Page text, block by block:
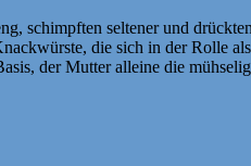
schimpften seltener und
die sich in der Rolle
der Mutter alleine die